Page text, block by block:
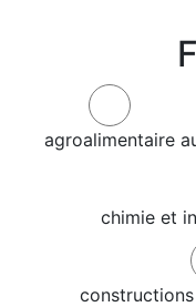
agroalimentaire
chimie et